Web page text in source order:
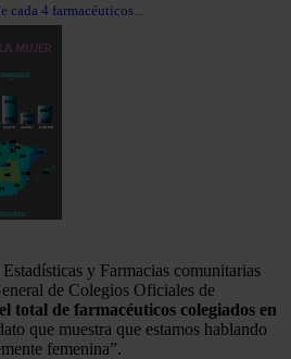
cada 4 farmacéuticos...
y Farmacias comunitarias
de Colegios Oficiales de
total de farmacéuticos colegiados en
que muestra que estamos hablando
femenina”.